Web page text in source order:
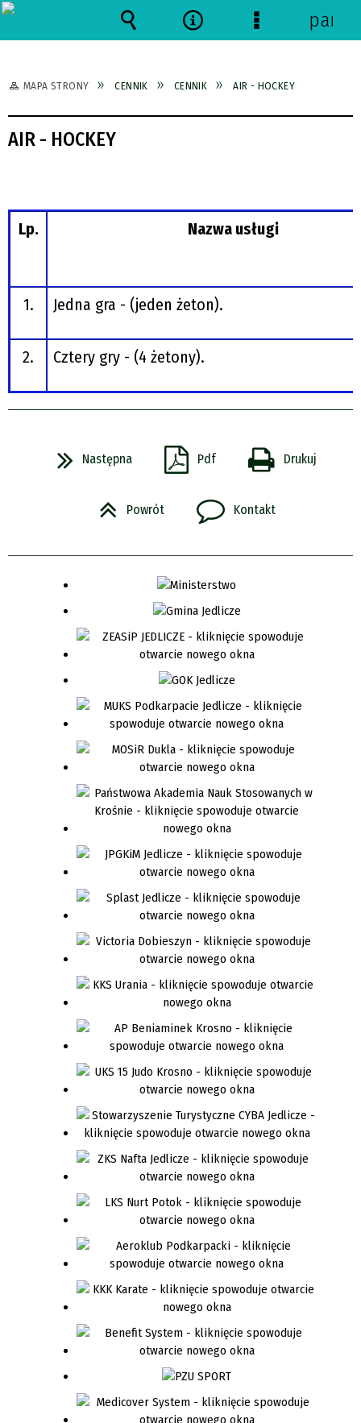
MAPA STRONY CENNIK CENNIK AIR - HOCKEY
AIR - HOCKEY
Lp. Nazwa usługi
1. Jedna gra - (jeden żeton).
2. Cztery gry - (4 żetony).
Następna Pdf Drukuj
Powrót Kontakt
Wyszukiwarka
NarzędziaMenu
panel